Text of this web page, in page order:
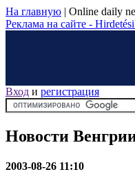
На главную | Online daily
Реклама на сайте -
Вход и регистрация
Новости
2003-08-26 11:10